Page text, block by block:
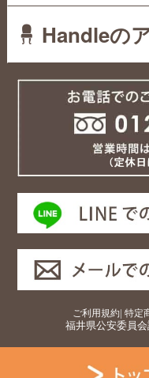
Handleの
ご利用規約| 特定
福井県公安委員